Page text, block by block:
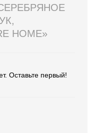
HOME»
Оставьте первый!